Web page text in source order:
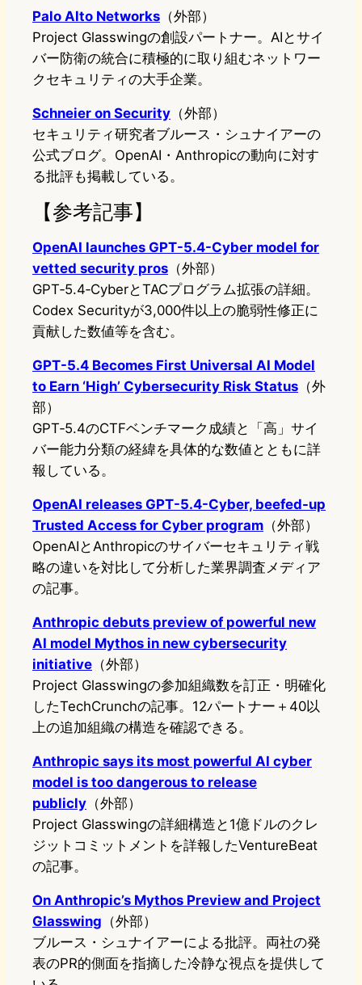
Palo Alto Networks （外部）
Project Glasswingの創設パートナー。AIとサイ
バー防衛の統合に積極的に取り組むネットワー
クセキュリティの大手企業。
Schneier on Security （外部）
セキュリティ研究者ブルース・シュナイアーの
公式ブログ。OpenAI・Anthropicの動向に対す
る批評も掲載している。
【参考記事】
OpenAI launches GPT-5.4-Cyber model for
vetted security pros （外部）
GPT‑5.4‑CyberとTACプログラム拡張の詳細。
Codex Securityが3,000件以上の脆弱性修正に
貢献した数値等を含む。
GPT-5.4 Becomes First Universal AI Model
to Earn ‘High’ Cybersecurity Risk Status （外
部）
GPT‑5.4のCTFベンチマーク成績と「高」サイ
バー能力分類の経緯を具体的な数値とともに詳
報している。
OpenAI releases GPT-5.4-Cyber, beefed-up
Trusted Access for Cyber program （外部）
OpenAIとAnthropicのサイバーセキュリティ戦
略の違いを対比して分析した業界調査メディア
の記事。
Anthropic debuts preview of powerful new
AI model Mythos in new cybersecurity
initiative （外部）
Project Glasswingの参加組織数を訂正・明確化
したTechCrunchの記事。12パートナー＋40以
上の追加組織の構造を確認できる。
Anthropic says its most powerful AI cyber
model is too dangerous to release
publicly （外部）
Project Glasswingの詳細構造と1億ドルのクレ
ジットコミットメントを詳報したVentureBeat
の記事。
On Anthropic’s Mythos Preview and Project
Glasswing （外部）
ブルース・シュナイアーによる批評。両社の発
表のPR的側面を指摘した冷静な視点を提供して